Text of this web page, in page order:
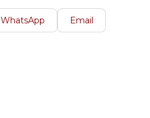
WhatsApp Email